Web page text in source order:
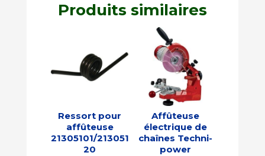
Produits similaires
Ressort pour
affûteuse
21305101/213051
20
Affûteuse
électrique de
chaînes Techni-
power